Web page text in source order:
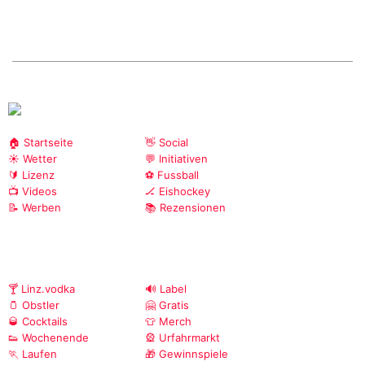
🏠 Startseite
☀️ Wetter
🔰 Lizenz
📺 Videos
📝 Werben
👋 Social
💬 Initiativen
⚽ Fussball
🏒 Eishockey
📚 Rezensionen
🍸 Linz.vodka
🫙 Obstler
🥃 Cocktails
👟 Wochenende
🏃 Laufen
🔊 Label
🤗 Gratis
👕 Merch
🎡 Urfahrmarkt
🎁 Gewinnspiele